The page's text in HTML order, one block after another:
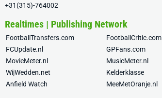
+31(315)-764002
Realtimes | Publishing Network
FootballTransfers.com
FootballCritic.com
FCUpdate.nl
GPFans.com
MovieMeter.nl
MusicMeter.nl
WijWedden.net
Kelderklasse
Anfield Watch
MeeMetOranje.nl